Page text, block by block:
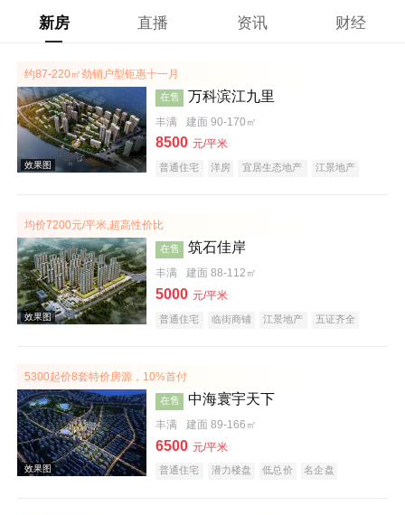
新房 直播 资讯 财经
约87-220㎡劲销户型钜惠十一月
效果图
在售 万科滨江九里
丰满 建面 90-170㎡
8500 元/平米
普通住宅 洋房 宜居生态地产
江景地产
均价7200元/平米,超高性价比
在售 筑石佳岸
丰满 建面 88-112㎡
5000 元/平米
普通住宅 临街商铺 江景地产 五证齐全
5300起价8套特价房源，10%首付
在售 中海寰宇天下
丰满 建面 89-166㎡
6500 元/平米
普通住宅 潜力楼盘 低总价
名企盘